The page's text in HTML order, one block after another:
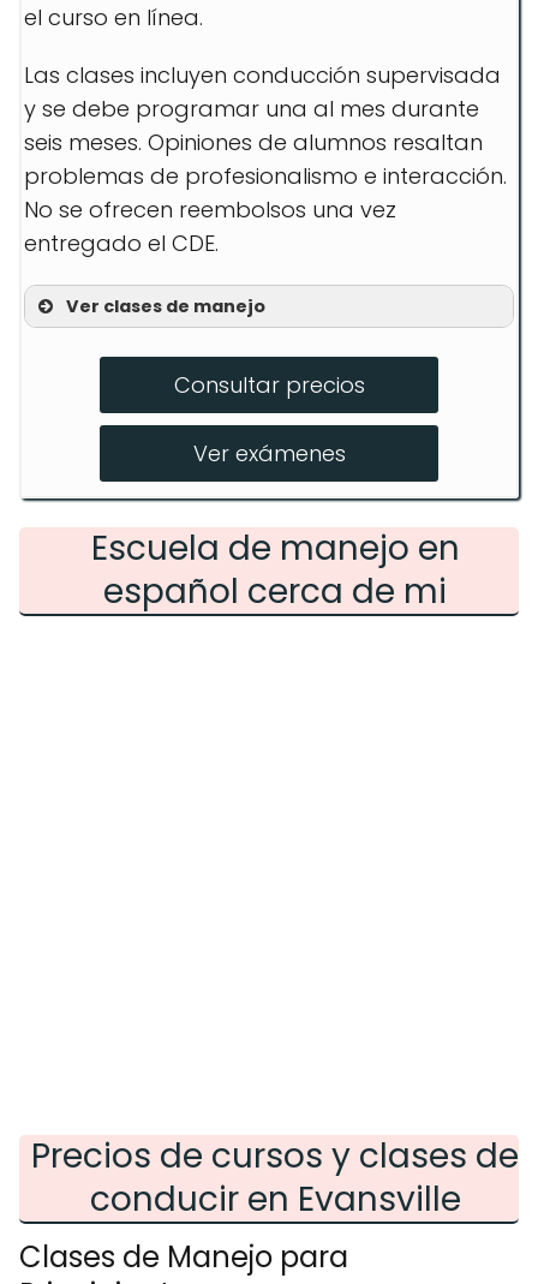
el curso en línea.
Las clases incluyen conducción supervisada
y se debe programar una al mes durante
seis meses. Opiniones de alumnos resaltan
problemas de profesionalismo e interacción.
No se ofrecen reembolsos una vez
entregado el CDE.
Ver clases de manejo
Seis Prácticas de Manejo
Examen de Conducción
Consultar precios
Ver exámenes
Escuela de manejo en
español cerca de mi
Precios de cursos y clases de
conducir en Evansville
Clases de Manejo para